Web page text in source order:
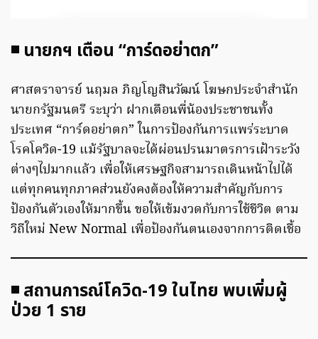
◾ นายกฯ เตือน “การ์ดอย่าตก”
ศาสตราจารย์ นฤมล ภิญโญสินวัฒน์ โฆษกประจำสำนัก
นายกรัฐมนตรี ระบุว่า ฝากเตือนพี่น้องประชาชนทั้ง
ประเทศ “การ์ดอย่าตก” ในการป้องกันการแพร่ระบาด
โรคโควิด-19 แม้รัฐบาลจะได้ผ่อนปรนมาตรการเฝ้าระวัง
ต่างๆไปมากแล้ว เพื่อให้เศรษฐกิจสามารถเดินหน้าไปได้
แต่ทุกคนทุกภาคส่วนยังคงต้องให้ความสำคัญกับการ
ป้องกันตัวเองให้มากขึ้น ขอให้เข้มงวดกับการใช้ชีวิต ตาม
วิถีใหม่ New Normal เพื่อป้องกันตนเองจากการติดเชื้อ
◾ สถานการณ์โควิด-19 ในไทย พบเพิ่มผู้
ป่วย 1 ราย